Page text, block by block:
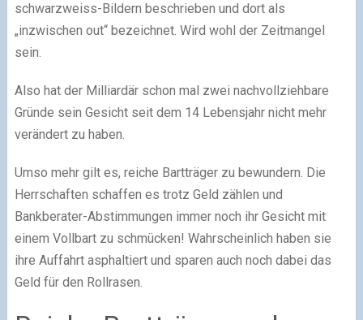
schwarzweiss-Bildern beschrieben und dort als
„inzwischen out“ bezeichnet. Wird wohl der Zeitmangel
sein.
Also hat der Milliardär schon mal zwei nachvollziehbare
Gründe sein Gesicht seit dem 14 Lebensjahr nicht mehr
verändert zu haben.
Umso mehr gilt es, reiche Bartträger zu bewundern. Die
Herrschaften schaffen es trotz Geld zählen und
Bankberater-Abstimmungen immer noch ihr Gesicht mit
einem Vollbart zu schmücken! Wahrscheinlich haben sie
ihre Auffahrt asphaltiert und sparen auch noch dabei das
Geld für den Rollrasen.